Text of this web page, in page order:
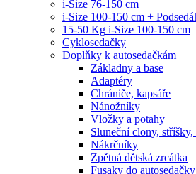
i-Size 76-150 cm
i-Size 100-150 cm +
15-50 Kg i-Size 100-150 cm
Cyklosedačky
Doplňky k autosedačkám
Základny a base
Adaptéry
Chrániče, kapsáře
Nánožníky
Vložky a potahy
Sluneční clony,
Nákrčníky
Zpětná dětská zrcátka
Fusaky do autosedačky